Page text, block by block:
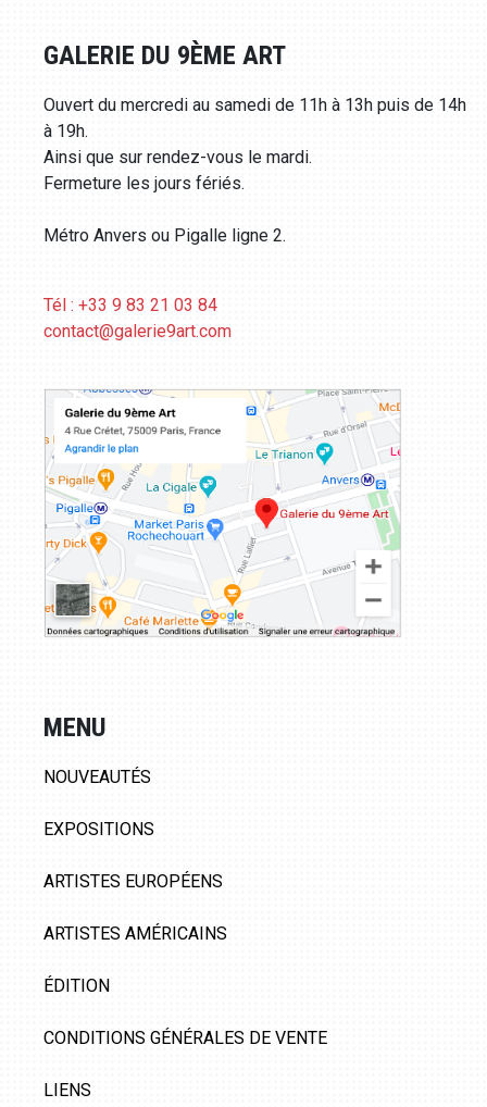
GALERIE DU 9ÈME ART
Ouvert du mercredi au samedi de 11h à 13h puis de 14h
à 19h.
Ainsi que sur rendez-vous le mardi.
Fermeture les jours fériés.
Métro Anvers ou Pigalle ligne 2.
Tél : +33 9 83 21 03 84
contact@galerie9art.com
MENU
NOUVEAUTÉS
EXPOSITIONS
ARTISTES EUROPÉENS
ARTISTES AMÉRICAINS
ÉDITION
CONDITIONS GÉNÉRALES DE VENTE
LIENS